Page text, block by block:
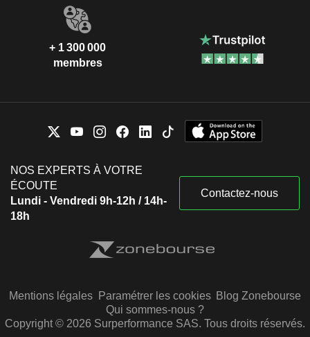
+ 1 300 000
membres
NOS EXPERTS À VOTRE
ÉCOUTE
Lundi - Vendredi 9h-12h / 14h-
18h
Contactez-nous
Mentions légales Paramétrer les cookies Blog Zonebourse
Qui sommes-nous ?
Copyright © 2026 Surperformance SAS. Tous droits réservés.